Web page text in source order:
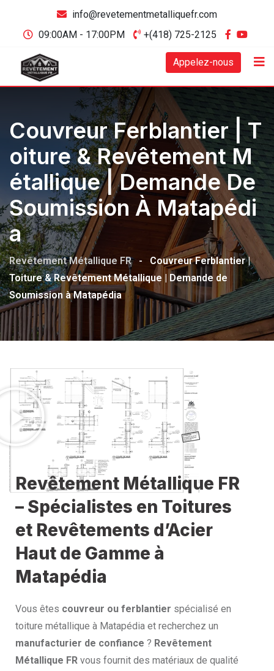
info@revetementmetalliquefr.com
09:00AM - 17:00PM
+(418) 725-2125
Appelez-nous
Couvreur Ferblantier | T
Oiture & Revêtement M
Étallique | Demande De
Soumission À Matapédi
A
Revêtement Métallique FR -
Couvreur Ferblantier |
Toiture & Revêtement Métallique | Demande de
Soumission à Matapédia
Revêtement Métallique FR
– Spécialistes en Toitures
et Revêtements d’Acier
Haut de Gamme à
Matapédia
Vous êtes couvreur ou ferblantier spécialisé en
toiture métallique à Matapédia et recherchez un
manufacturier de confiance ? Revêtement
Métallique FR vous fournit des matériaux de qualité